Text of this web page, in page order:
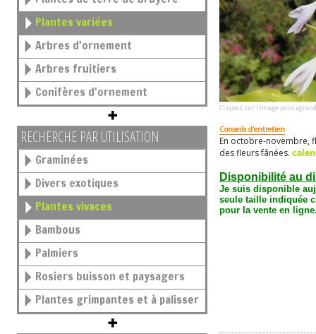
Plantes variées
Arbres d'ornement
Arbres fruitiers
Conifères d'ornement
RECHERCHE PAR UTILISATION
Graminées
Divers exotiques
Plantes vivaces
Bambous
Palmiers
Rosiers buisson et paysagers
Plantes grimpantes et à palisser
Cliquez sur l'image pour
Conseils d'entretien
En octobre-novembre,
des fleurs fânées.
Disponibilité au
Je suis disponible
seule taille indiquée
pour la vente en